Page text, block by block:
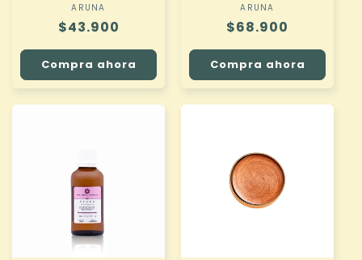
Proveedor:
ARUNA
Precio
habitual
$43.900
Compra ahora
Proveedor:
ARUNA
Precio
habitual
$68.900
Compra ahora